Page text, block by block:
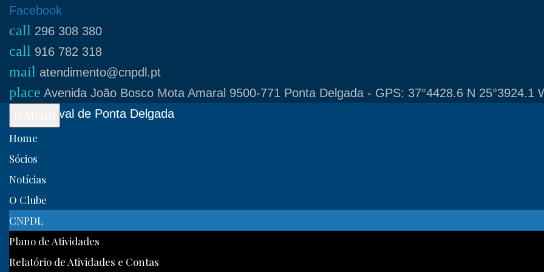
Skip
content
Facebook
call 296 308 380
call 916 782 318
mail atendimento@cnpdl.pt
place Avenida João Bosco Mota Amaral 9500-771 Ponta Delgada - GPS: 37°4428.6 N 25°3924.1
Clube Naval de Ponta Delgada
Home
Sócios
Notícias
O Clube
CNPDL
Plano de Atividades
Relatório de Atividades e Contas